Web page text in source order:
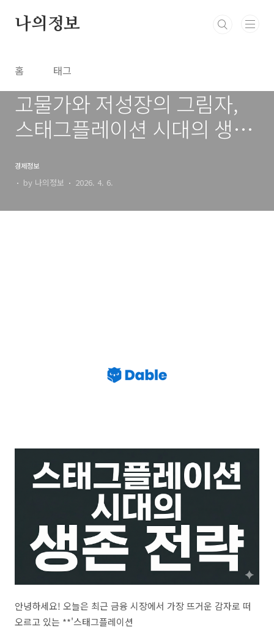
나의정보
홈 태그
고물가와 저성장의 그림자,
스태그플레이션 시대의 생존
경제정보
by 나의정보 2026. 4. 6.
안녕하세요! 오늘은 최근 금융 시장에서 가장 뜨거운 감자로 떠
오르고 있는 **'스태그플레이션